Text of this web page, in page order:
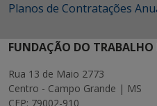
Planos de Contratações
FUNDAÇÃO DO
Rua 13 de Maio 2773
Centro - Campo Grande | MS
CEP: 79002-910